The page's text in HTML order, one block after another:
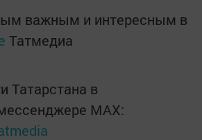
важным и интересным в
Татмедиа
Татарстана в
MАХ: